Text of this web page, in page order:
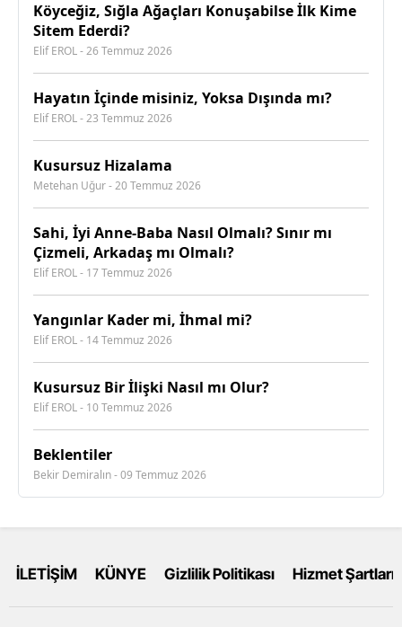
Köyceğiz, Sığla Ağaçları Konuşabilse İlk Kime
Sitem Ederdi?
Elif EROL - 26 Temmuz 2026
Hayatın İçinde misiniz, Yoksa Dışında mı?
Elif EROL - 23 Temmuz 2026
Kusursuz Hizalama
Metehan Uğur - 20 Temmuz 2026
​Sahi, İyi Anne-Baba Nasıl Olmalı? Sınır mı
Çizmeli, Arkadaş mı Olmalı?
Elif EROL - 17 Temmuz 2026
Yangınlar Kader mi, İhmal mi?
Elif EROL - 14 Temmuz 2026
Kusursuz Bir İlişki Nasıl mı Olur?
Elif EROL - 10 Temmuz 2026
Beklentiler
Bekir Demiralın - 09 Temmuz 2026
İLETİŞİM KÜNYE Gizlilik Politikası Hizmet Şartları